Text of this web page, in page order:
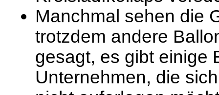
Manchmal sehen die
trotzdem andere
gesagt, es gibt einige
Unternehmen, die